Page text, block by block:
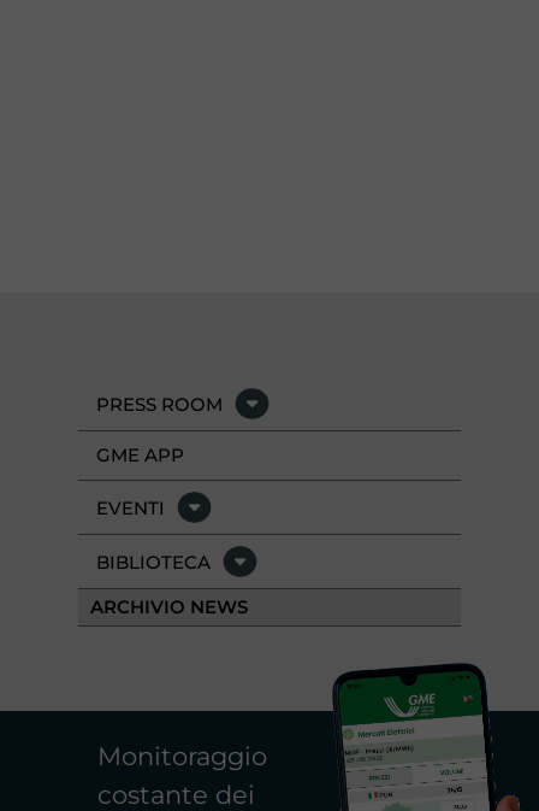
PRESS ROOM
GME APP
EVENTI
BIBLIOTECA
ARCHIVIO NEWS
Monitoraggio
costante dei